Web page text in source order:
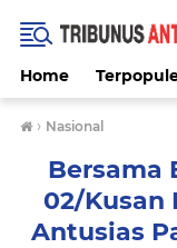
Home
› Nasional
Bersama
02/Kusan
Antusias